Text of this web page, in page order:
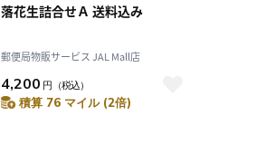
落花生詰合せＡ 送料込み
郵便局物販サービス JAL Mall店
4,200 円 （税込）
積算 76 マイル (2倍)